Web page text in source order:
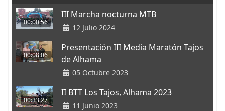
00:00:56
III Marcha nocturna MTB
12 Julio 2024
00:08:06
Presentación III Media Maratón Tajos
de Alhama
05 Octubre 2023
00:33:27
II BTT Los Tajos, Alhama 2023
11 Junio 2023